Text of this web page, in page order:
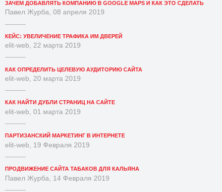
ЗАЧЕМ ДОБАВЛЯТЬ КОМПАНИЮ В GOOGLE MAPS И КАК ЭТО СДЕЛАТЬ
Павел Журба, 08 апреля 2019
КЕЙС: УВЕЛИЧЕНИЕ ТРАФИКА ИМ ДВЕРЕЙ
elit-web, 22 марта 2019
КАК ОПРЕДЕЛИТЬ ЦЕЛЕВУЮ АУДИТОРИЮ САЙТА
elit-web, 20 марта 2019
КАК НАЙТИ ДУБЛИ СТРАНИЦ НА САЙТЕ
elit-web, 01 марта 2019
ПАРТИЗАНСКИЙ МАРКЕТИНГ В ИНТЕРНЕТЕ
elit-web, 19 Февраля 2019
ПРОДВИЖЕНИЕ САЙТА ТАБАКОВ ДЛЯ КАЛЬЯНА
Павел Журба, 14 Февраля 2019